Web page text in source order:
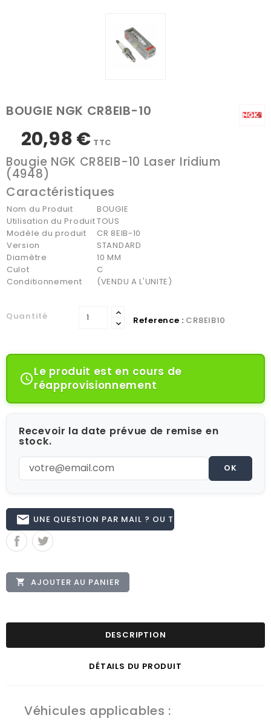
BOUGIE NGK CR8EIB-10
20,98 € TTC
Bougie NGK CR8EIB-10 Laser Iridium
(4948)
Caractéristiques
Nom du Produit
BOUGIE
Utilisation du ProduitTOUS
Modèle du produit
CR 8EIB-10
Version
STANDARD
Diamètre
10 MM
Culot
C
Conditionnement
(VENDU A L'UNITE)
Quantité Reference : CR8EIB10
Le produit est en cours de
réapprovisionnement
Recevoir la date prévue de remise en
stock.
OK
email UNE QUESTION PAR MAIL ? OU TÉL 02.51.62.16.59
 AJOUTER AU PANIER
DESCRIPTION
DÉTAILS DU PRODUIT
Véhicules applicables :